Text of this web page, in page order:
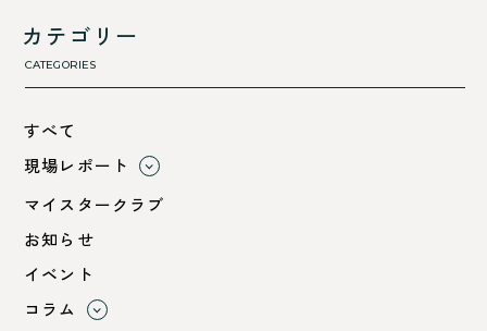
カテゴリー
CATEGORIES
すべて
現場レポート
すべて
小浜市
舞鶴市-中
舞鶴市-東
マイスタークラブ
お知らせ
イベント
コラム